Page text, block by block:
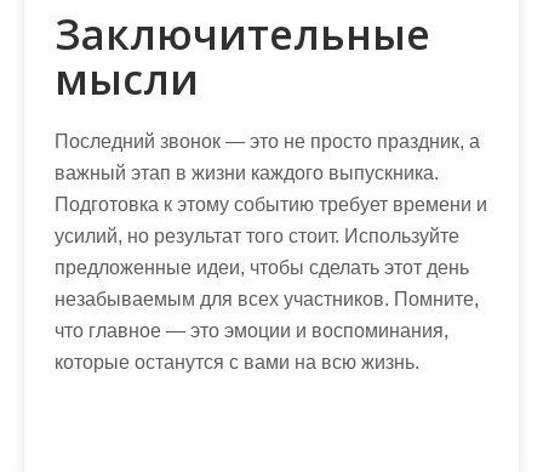
Заключительные
мысли
Последний звонок — это не просто праздник, а
важный этап в жизни каждого выпускника.
Подготовка к этому событию требует времени и
усилий, но результат того стоит. Используйте
предложенные идеи, чтобы сделать этот день
незабываемым для всех участников. Помните,
что главное — это эмоции и воспоминания,
которые останутся с вами на всю жизнь.